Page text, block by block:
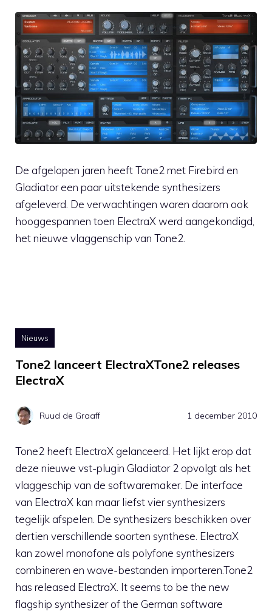
De afgelopen jaren heeft Tone2 met Firebird en
Gladiator een paar uitstekende synthesizers
afgeleverd. De verwachtingen waren daarom ook
hooggespannen toen ElectraX werd aangekondigd,
het nieuwe vlaggenschip van Tone2.
Nieuws
Tone2 lanceert ElectraXTone2 releases
ElectraX
Ruud de Graaff 1 december 2010
Tone2 heeft ElectraX gelanceerd. Het lijkt erop dat
deze nieuwe vst-plugin Gladiator 2 opvolgt als het
vlaggeschip van de softwaremaker. De interface
van ElectraX kan maar liefst vier synthesizers
tegelijk afspelen. De synthesizers beschikken over
dertien verschillende soorten synthese. ElectraX
kan zowel monofone als polyfone synthesizers
combineren en wave-bestanden importeren.Tone2
has released ElectraX. It seems to be the new
flagship synthesizer of the German software